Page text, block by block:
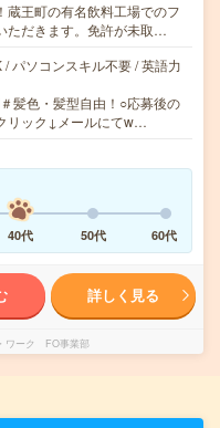
蔵王町の有名飲料工場でのフ
ただきます。免許が未取…
パソコンスキル不要 / 英語力
髪色・髪型自由！○応募後の
リック↓メールにてw…
40代 50代 60代
詳しく見る
ワーク FO事業部